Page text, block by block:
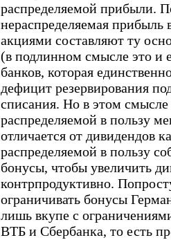
распределяемой прибыли.
нераспределяемая
акциями составляют ту
(в подлинном смысле это и
банков, которая
дефицит резервирования
списания. Но в этом
распределяемой в пользу
отличается от дивидендов
распределяемой в пользу
бонусы, чтобы увеличить
контрпродуктивно.
ограничивать бонусы
лишь вкупе с
ВТБ и Сбербанка, то есть